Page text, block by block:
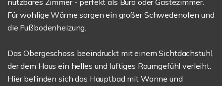
nutzbares Zimmer - perfekt als Büro oder Gästezimmer.
Für wohlige Wärme sorgen ein großer Schwedenofen und
die Fußbodenheizung.
Das Obergeschoss beeindruckt mit einem Sichtdachstuhl,
der dem Haus ein helles und luftiges Raumgefühl verleiht.
Hier befinden sich das Hauptbad mit Wanne und